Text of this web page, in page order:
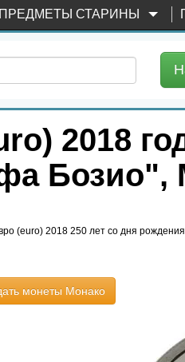
СТАРИНЫ
2018
Бозио",
(euro) 2018 250 лет со дня
монеты Монако